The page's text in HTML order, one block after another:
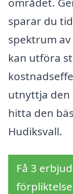
sparar du
spektrum
kan utföra
utnyttja
hitta den
Hudiksvall.
Få 3